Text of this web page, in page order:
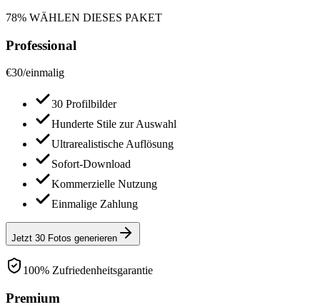
78% WÄHLEN DIESES PAKET
Professional
€30/einmalig
30 Profilbilder
Hunderte Stile zur Auswahl
Ultrarealistische Auflösung
Sofort-Download
Kommerzielle Nutzung
Einmalige Zahlung
Jetzt 30 Fotos generieren
100% Zufriedenheitsgarantie
Premium